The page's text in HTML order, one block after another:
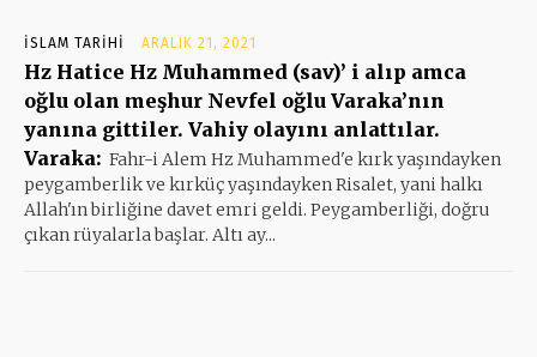
İSLAM TARIHI ARALIK 21, 2021
Hz Hatice Hz Muhammed (sav)’ i alıp amca
oğlu olan meşhur Nevfel oğlu Varaka’nın
yanına gittiler. Vahiy olayını anlattılar.
Varaka: Fahr-i Alem Hz Muhammed'e kırk yaşındayken
peygamberlik ve kırküç yaşındayken Risalet, yani halkı
Allah'ın birliğine davet emri geldi. Peygamberliği, doğru
çıkan rüyalarla başlar. Altı ay...